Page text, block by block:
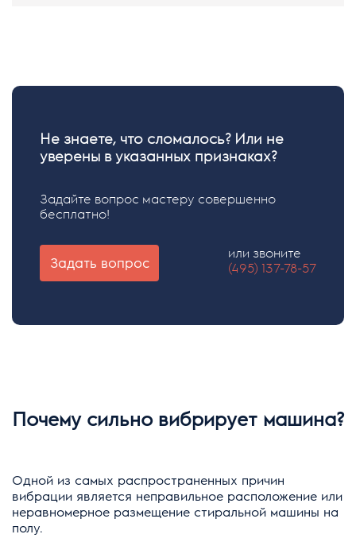
Не знаете, что сломалось? Или не
уверены в указанных признаках?
Задайте вопрос мастеру совершенно
бесплатно!
Задать вопрос
или звоните
(495) 137-78-57
Почему сильно вибрирует машина?
Одной из самых распространенных причин
вибрации является неправильное расположение или
неравномерное размещение стиральной машины на
полу.